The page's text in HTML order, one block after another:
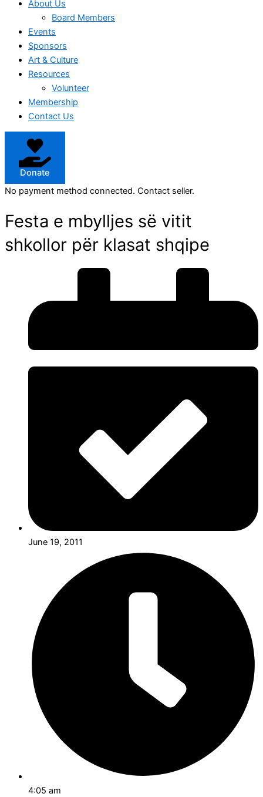
About Us
Board Members
Events
Sponsors
Art & Culture
Resources
Volunteer
Membership
Contact Us
Donate
No payment method connected. Contact seller.
Festa e mbylljes së vitit
shkollor për klasat shqipe
June 19, 2011
4:05 am